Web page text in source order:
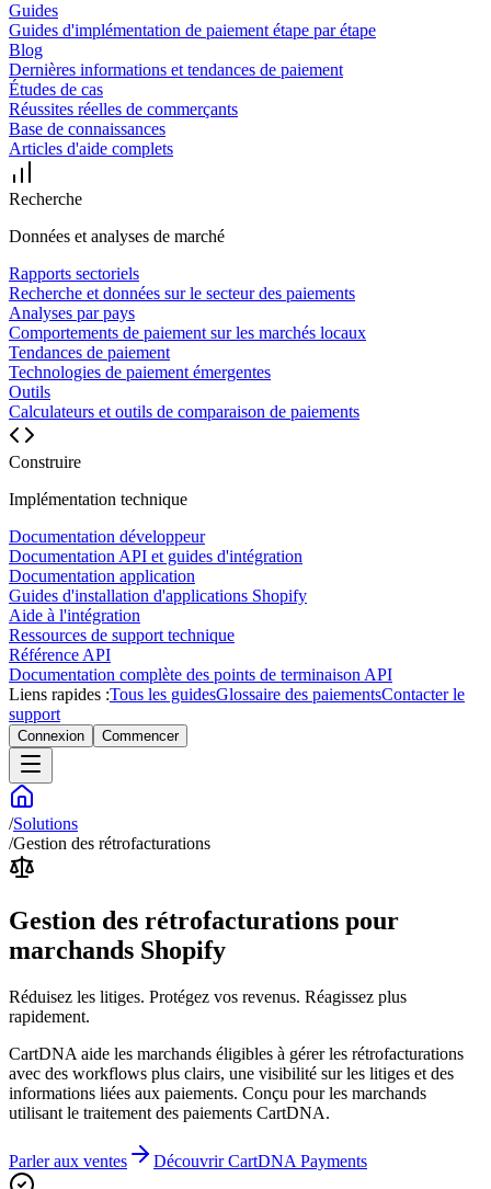
Guides
Guides d'implémentation de paiement étape par étape
Blog
Dernières informations et tendances de paiement
Études de cas
Réussites réelles de commerçants
Base de connaissances
Articles d'aide complets
Recherche
Données et analyses de marché
Rapports sectoriels
Recherche et données sur le secteur des paiements
Analyses par pays
Comportements de paiement sur les marchés locaux
Tendances de paiement
Technologies de paiement émergentes
Outils
Calculateurs et outils de comparaison de paiements
Construire
Implémentation technique
Documentation développeur
Documentation API et guides d'intégration
Documentation application
Guides d'installation d'applications Shopify
Aide à l'intégration
Ressources de support technique
Référence API
Documentation complète des points de terminaison API
Liens rapides :Tous les guidesGlossaire des paiementsContacter le
support
Connexion Commencer
/Solutions
/Gestion des rétrofacturations
Gestion des rétrofacturations pour
marchands Shopify
Réduisez les litiges. Protégez vos revenus. Réagissez plus
rapidement.
CartDNA aide les marchands éligibles à gérer les rétrofacturations
avec des workflows plus clairs, une visibilité sur les litiges et des
informations liées aux paiements. Conçu pour les marchands
utilisant le traitement des paiements CartDNA.
Parler aux ventes Découvrir CartDNA Payments